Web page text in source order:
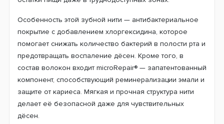
Особенность этой зубной нити — антибактериальное
покрытие с добавлением хлоргексидина, которое
помогает снижать количество бактерий в полости рта и
предотвращать воспаление дёсен. Кроме того, в
состав волокон входит microRepair® — запатентованный
компонент, способствующий реминерализации эмали и
защите от кариеса. Мягкая и прочная структура нити
делает её безопасной даже для чувствительных
дёсен.